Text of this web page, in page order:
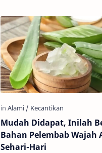
Mudah Didapat, Inilah
Bahan Pelembab Wajah
Sehari-Hari